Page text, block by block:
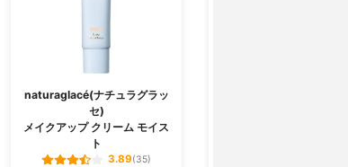
naturaglacé(ナチュラグラッ
セ)
メイクアップ クリーム モイス
ト
3.89(35)